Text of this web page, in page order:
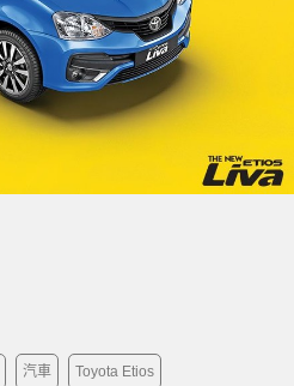
汽車 Toyota Etios